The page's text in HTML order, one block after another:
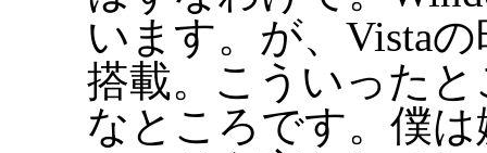
います。が、Vista
搭載。こういった
なところです。僕